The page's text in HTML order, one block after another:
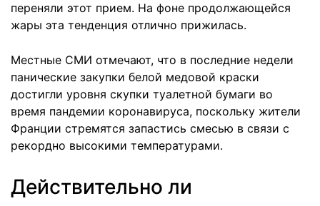
переняли этот прием. На фоне продолжающейся
жары эта тенденция отлично прижилась.
Местные СМИ отмечают, что в последние недели
панические закупки белой медовой краски
достигли уровня скупки туалетной бумаги во
время пандемии коронавируса, поскольку жители
Франции стремятся запастись смесью в связи с
рекордно высокими температурами.
Действительно ли